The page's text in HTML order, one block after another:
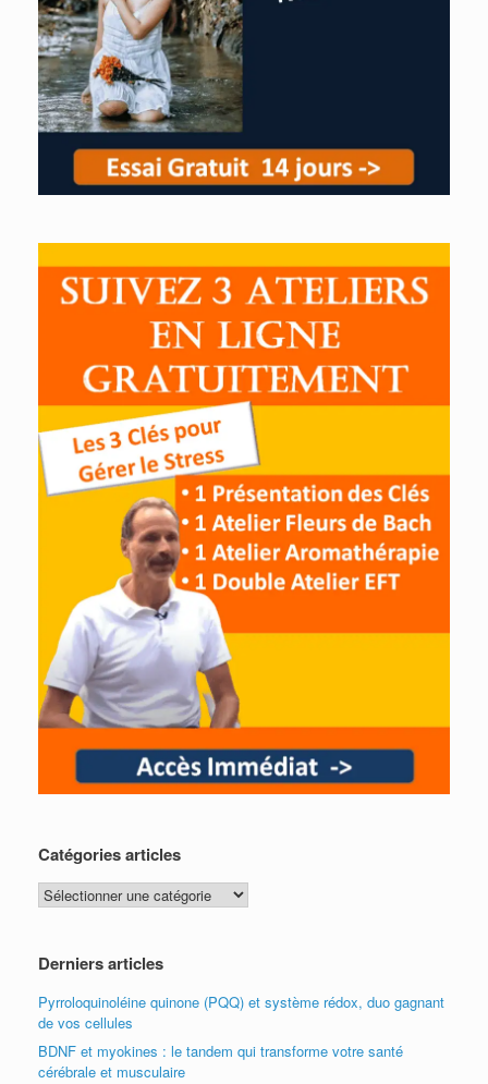
Catégories articles
Catégories
articles
Derniers articles
Pyrroloquinoléine quinone (PQQ) et système rédox, duo gagnant
de vos cellules
BDNF et myokines : le tandem qui transforme votre santé
cérébrale et musculaire